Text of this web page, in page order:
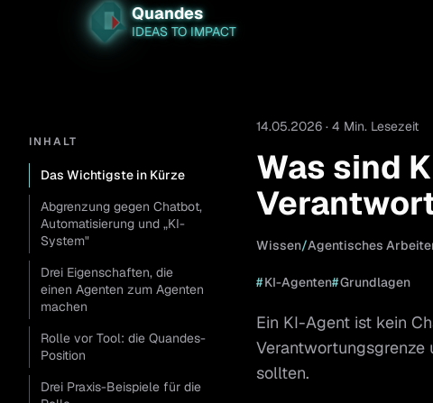
Quandes
IDEAS TO IMPACT
INHALT
Das Wichtigste in Kürze
Abgrenzung gegen Chatbot,
Automatisierung und „KI-
System"
Drei Eigenschaften, die
einen Agenten zum Agenten
machen
Rolle vor Tool: die Quandes-
Position
Drei Praxis-Beispiele für die
14.05.2026 · 4 Min. Lesezeit
Was sind
Wissen/Agentisches
#KI-Agenten#Grundlagen
Ein KI-Agent ist kein
Verantwortungsgrenze
sollten.